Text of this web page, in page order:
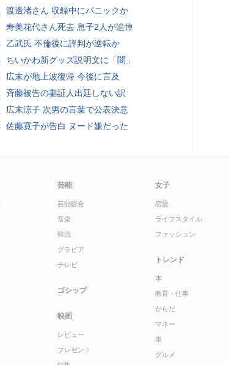
渡邊渚さん 収録中にパニックか
寿美花代さん死去 息子2人が追悼
乙武氏 不倫後に評判が逆転か
ちいかわ新グッズ説明文に「闇」
広末が地上波復帰 今後に言及
斉藤被告の妻証人出廷しない訳
広末涼子 次男の言葉で公表決意
佐藤寛子が告白 ヌード嫌だった
芸能
芸能総合
音楽
韓流
グラビア
テレビ
ゴシップ
映画
レビュー
プレゼント
女子
恋愛
ライフスタイル
ファッション
トレンド
本
教育・仕事
からだ
マネー
車
グルメ